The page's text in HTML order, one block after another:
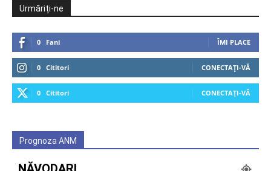
Urmăriți-ne
0 Fani ÎMI PLACE
0 Cititori CONECTAȚI-VĂ
0 Cititori CONECTAȚI-VĂ
Prognoza ANM